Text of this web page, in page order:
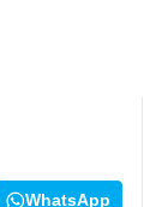
WhatsApp